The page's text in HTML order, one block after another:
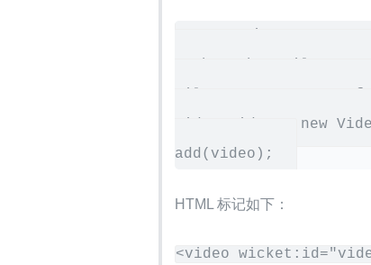
URI uri =
Video video = new
HTML 标记如下：
<video